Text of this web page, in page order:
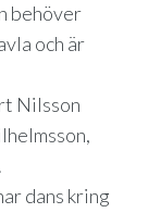
behöver
och är
Nilsson
dans kring